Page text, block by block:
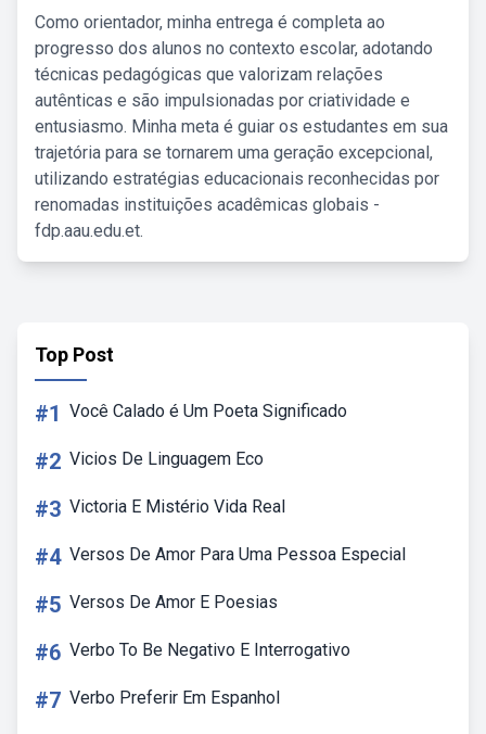
Como orientador, minha entrega é completa ao
progresso dos alunos no contexto escolar, adotando
técnicas pedagógicas que valorizam relações
autênticas e são impulsionadas por criatividade e
entusiasmo. Minha meta é guiar os estudantes em sua
trajetória para se tornarem uma geração excepcional,
utilizando estratégias educacionais reconhecidas por
renomadas instituições acadêmicas globais -
fdp.aau.edu.et.
Top Post
#1 Você Calado é Um Poeta Significado
#2 Vicios De Linguagem Eco
#3 Victoria E Mistério Vida Real
#4 Versos De Amor Para Uma Pessoa Especial
#5 Versos De Amor E Poesias
#6 Verbo To Be Negativo E Interrogativo
#7 Verbo Preferir Em Espanhol